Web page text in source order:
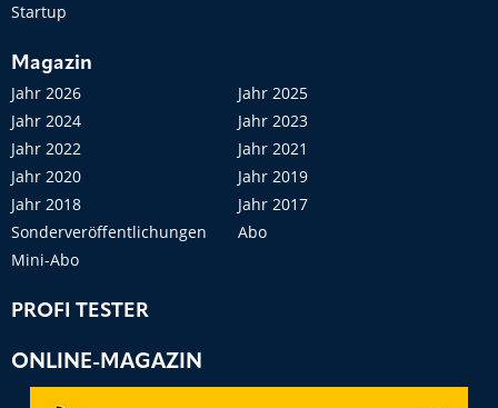
Startup
Magazin
Jahr 2026
Jahr 2025
Jahr 2024
Jahr 2023
Jahr 2022
Jahr 2021
Jahr 2020
Jahr 2019
Jahr 2018
Jahr 2017
Sonderveröffentlichungen
Abo
Mini-Abo
PROFI TESTER
ONLINE-MAGAZIN